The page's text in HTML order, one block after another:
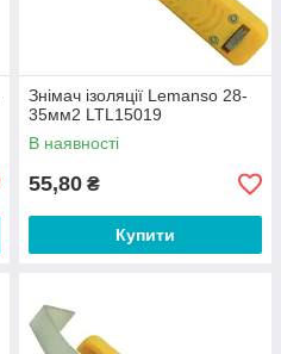
Знімач ізоляції Lemanso 28-
35мм2 LTL15019
В наявності
55,80 ₴
Купити